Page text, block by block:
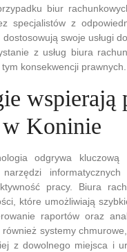
biur
specjalistów z
swoje usługi
z usług biura
konsekwencji prawnych.
wspierają
Koninie
odgrywa
narzędzi
pracy. Biura
które umożliwiają
raportów oraz
systemy
z dowolnego miejsca i